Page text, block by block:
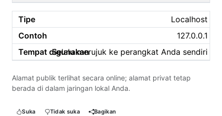
Localhost
127.0.0.1
Selalu merujuk ke perangkat Anda sendiri
Alamat publik terlihat secara online; alamat privat tetap
berada di dalam jaringan lokal Anda.
Suka Tidak suka Bagikan